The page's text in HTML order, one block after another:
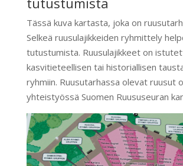
Tässä kuva kartasta, joka on
Selkeä ruusulajikkeiden ryhmittely
tutustumista. Ruusulajikkeet on
kasvitieteellisen tai historiallisen
ryhmiin. Ruusutarhassa olevat ruusut
yhteistyössä Suomen Ruususeuran